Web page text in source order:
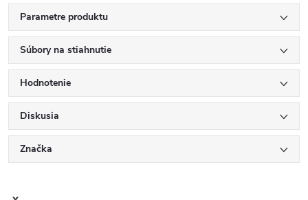
Parametre produktu
Súbory na stiahnutie
Hodnotenie
Diskusia
Značka